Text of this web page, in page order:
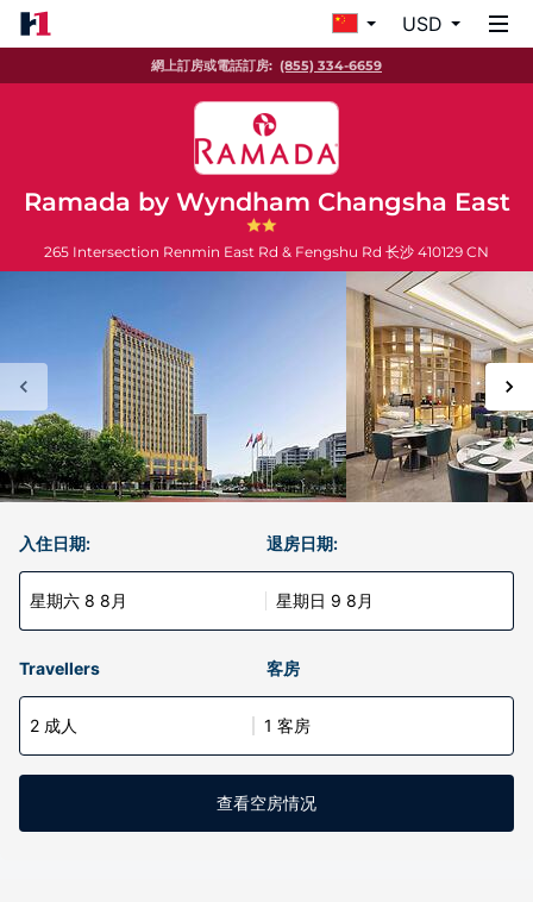
USD
網上訂房或電話訂房: (855) 334-6659
Ramada by Wyndham Changsha East
265 Intersection Renmin East Rd & Fengshu Rd 长沙 410129 CN
入住日期:
星期六 8 8月
退房日期:
星期日 9 8月
Travellers 客房
2 成人 1 客房
查看空房情况